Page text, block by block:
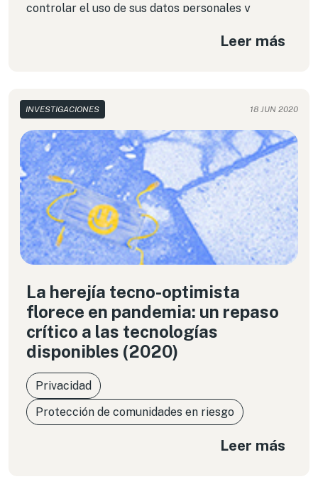
controlar el uso de sus datos personales y
vengan. Se acerca otro Día Internacional de la
sociedad con mayor dignidad y equidad social. El
momento es ahora.
Leer más
INVESTIGACIONES 18 JUN 2020
La herejía tecno-optimista
florece en pandemia: un repaso
crítico a las tecnologías
disponibles (2020)
Privacidad
Protección de comunidades en riesgo
Leer más